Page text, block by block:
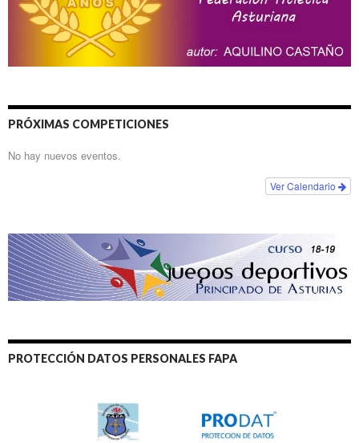
PRÓXIMAS COMPETICIONES
No hay nuevos eventos.
Ver Calendario
PROTECCIÓN DATOS PERSONALES FAPA